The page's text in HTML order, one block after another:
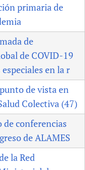
primaria de
de
de COVID-19
en la r
de vista en
Colectiva (47)
conferencias
de ALAMES
la Red